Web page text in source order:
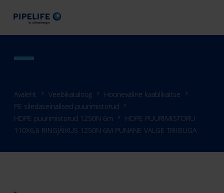
Avaleht Veebikataloog
Hooneväline kaablikaitse
PE siledaseinalised puurimistorud
HDPE puurimistorud 1250N 6m
HDPE PUURIMISTORU
110X6,6 RINGJÄIKUS 1250N 6M PUNANE VALGE TRIIBUGA